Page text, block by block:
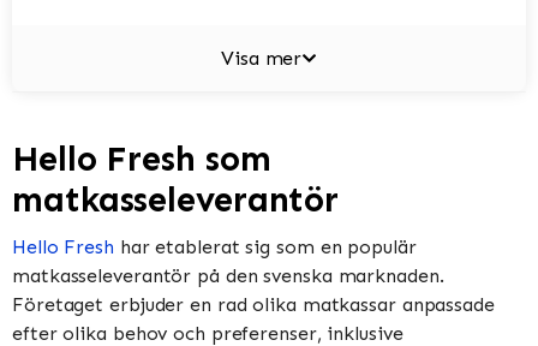
Visa mer
Hello Fresh som
matkasseleverantör
Hello Fresh har etablerat sig som en populär
matkasseleverantör på den svenska marknaden.
Företaget erbjuder en rad olika matkassar anpassade
efter olika behov och preferenser, inklusive